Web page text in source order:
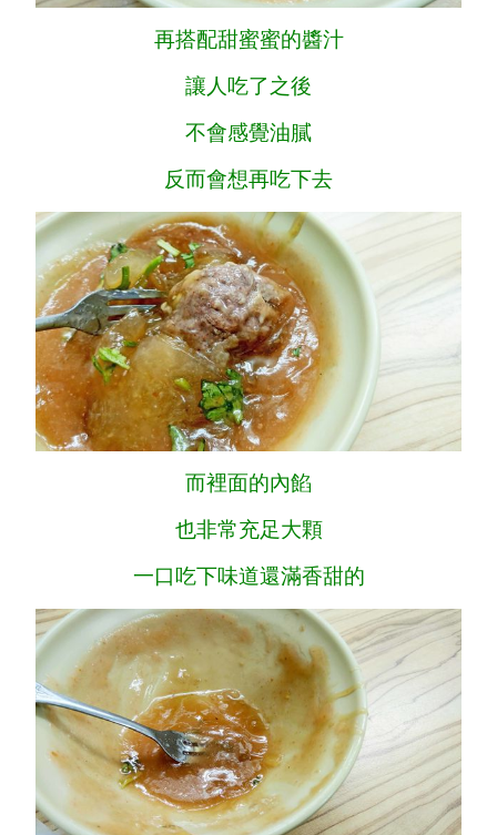
再搭配甜蜜蜜的醬汁
讓人吃了之後
不會感覺油膩
反而會想再吃下去
而裡面的內餡
也非常充足大顆
一口吃下味道還滿香甜的